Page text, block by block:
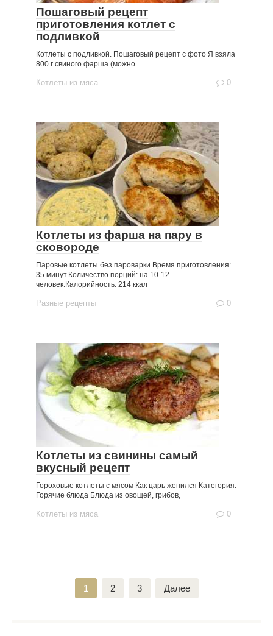
Пошаговый рецепт
приготовления котлет с
подливкой
Котлеты с подливкой. Пошаговый рецепт с фото Я взяла
800 г свиного фарша (можно
Котлеты из мяса 0
Котлеты из фарша на пару в
сковороде
Паровые котлеты без пароварки Время приготовления:
35 минут.Количество порций: на 10-12
человек.Калорийность: 214 ккал
Разные рецепты 0
Котлеты из свинины самый
вкусный рецепт
Гороховые котлеты с мясом Как царь женился Категория:
Горячие блюда Блюда из овощей, грибов,
Котлеты из мяса 0
1 2 3 Далее